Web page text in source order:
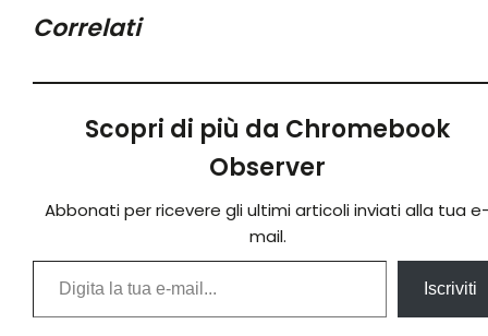
Correlati
Scopri di più da Chromebook
Observer
Abbonati per ricevere gli ultimi articoli inviati alla tua
mail.
Digita la tua e-mail...
Iscriviti